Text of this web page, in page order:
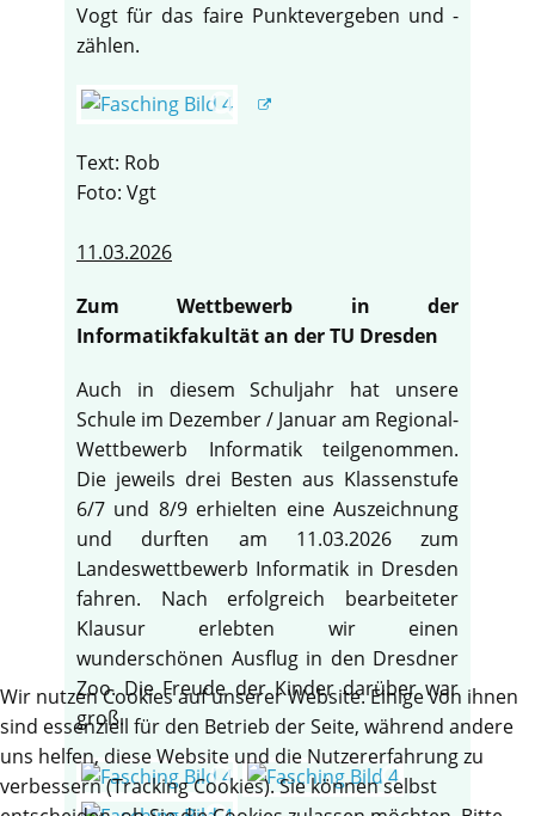
Vogt für das faire Punktevergeben und -
zählen.
Text: Rob
Foto: Vgt
11.03.2026
Zum Wettbewerb in der
Informatikfakultät an der TU Dresden
Auch in diesem Schuljahr hat unsere
Schule im Dezember / Januar am Regional-
Wettbewerb Informatik teilgenommen.
Die jeweils drei Besten aus Klassenstufe
6/7 und 8/9 erhielten eine Auszeichnung
und durften am 11.03.2026 zum
Landeswettbewerb Informatik in Dresden
fahren. Nach erfolgreich bearbeiteter
Klausur erlebten wir einen
wunderschönen Ausflug in den Dresdner
Zoo. Die Freude der Kinder darüber war
groß.
Wir nutzen Cookies auf unserer Website. Einige von ihnen
sind essenziell für den Betrieb der Seite, während andere
uns helfen, diese Website und die Nutzererfahrung zu
verbessern (Tracking Cookies). Sie können selbst